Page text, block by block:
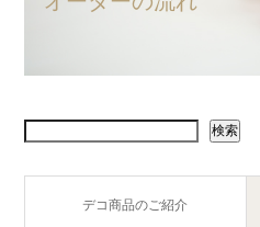
検索
デコ商品のご紹介